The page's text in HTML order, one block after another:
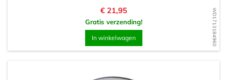
WD1713184960
Prijs
€ 21,95
Gratis verzending!
In winkelwagen